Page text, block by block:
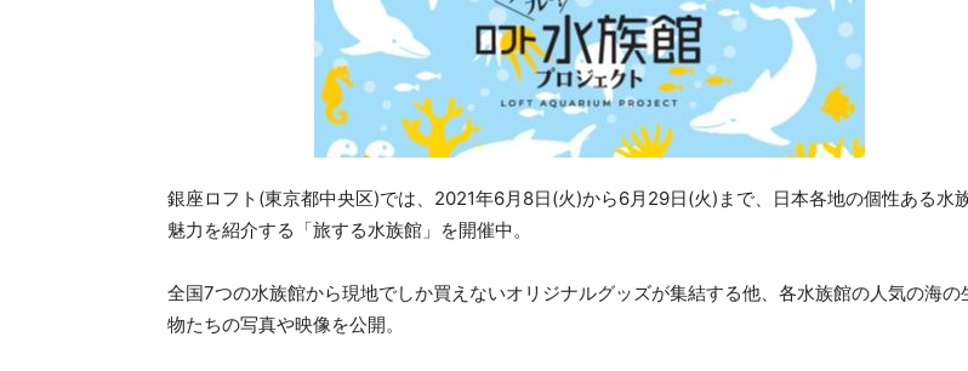
銀座ロフト(東京都中央区)では、2021年6月8日(火)から6月29日(火)まで、日本各地の個性ある水
魅力を紹介する「旅する水族館」を開催中。
全国7つの水族館から現地でしか買えないオリジナルグッズが集結する他、各水族館の人気の海の
物たちの写真や映像を公開。